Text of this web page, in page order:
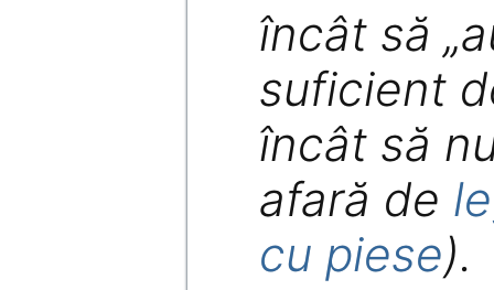
încât să
suficient
încât să
afară de
cu piese).